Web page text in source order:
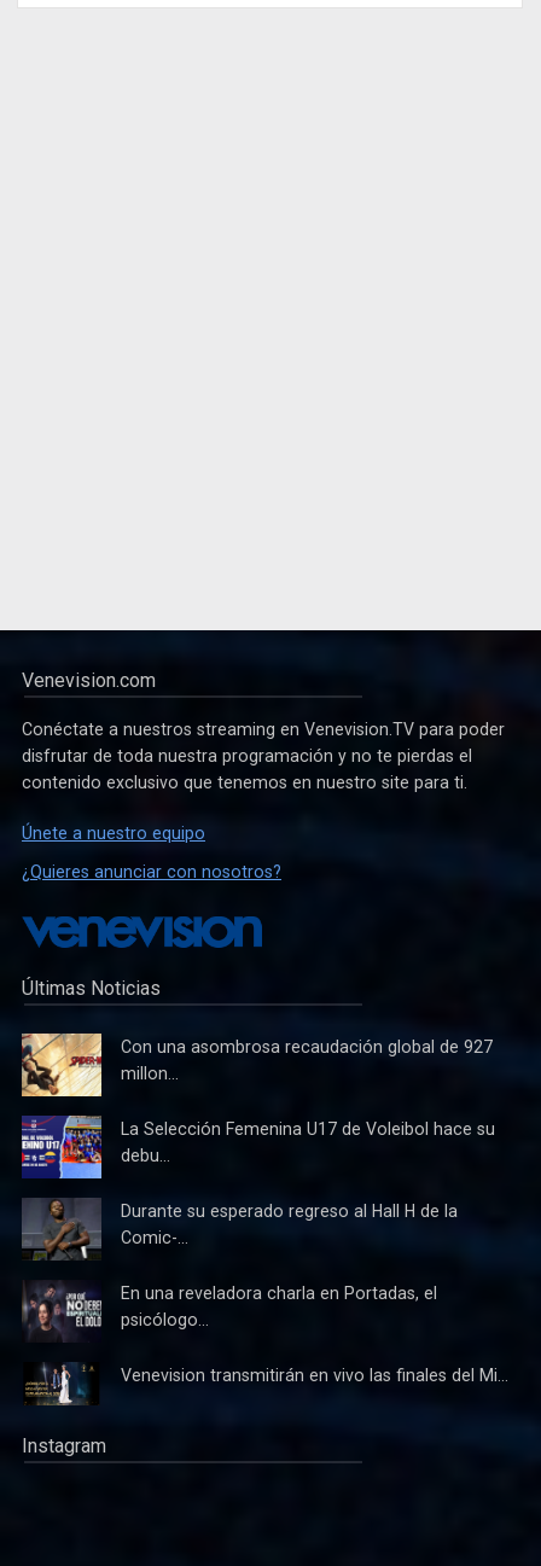
Venevision.com
Conéctate a nuestros streaming en Venevision.TV para poder
disfrutar de toda nuestra programación y no te pierdas el
contenido exclusivo que tenemos en nuestro site para ti.
Únete a nuestro equipo
¿Quieres anunciar con nosotros?
Últimas Noticias
Con una asombrosa recaudación global de 927
millon...
La Selección Femenina U17 de Voleibol hace su
debu...
Durante su esperado regreso al Hall H de la
Comic-...
En una reveladora charla en Portadas, el
psicólogo...
Venevision transmitirán en vivo las finales del Mi...
Instagram